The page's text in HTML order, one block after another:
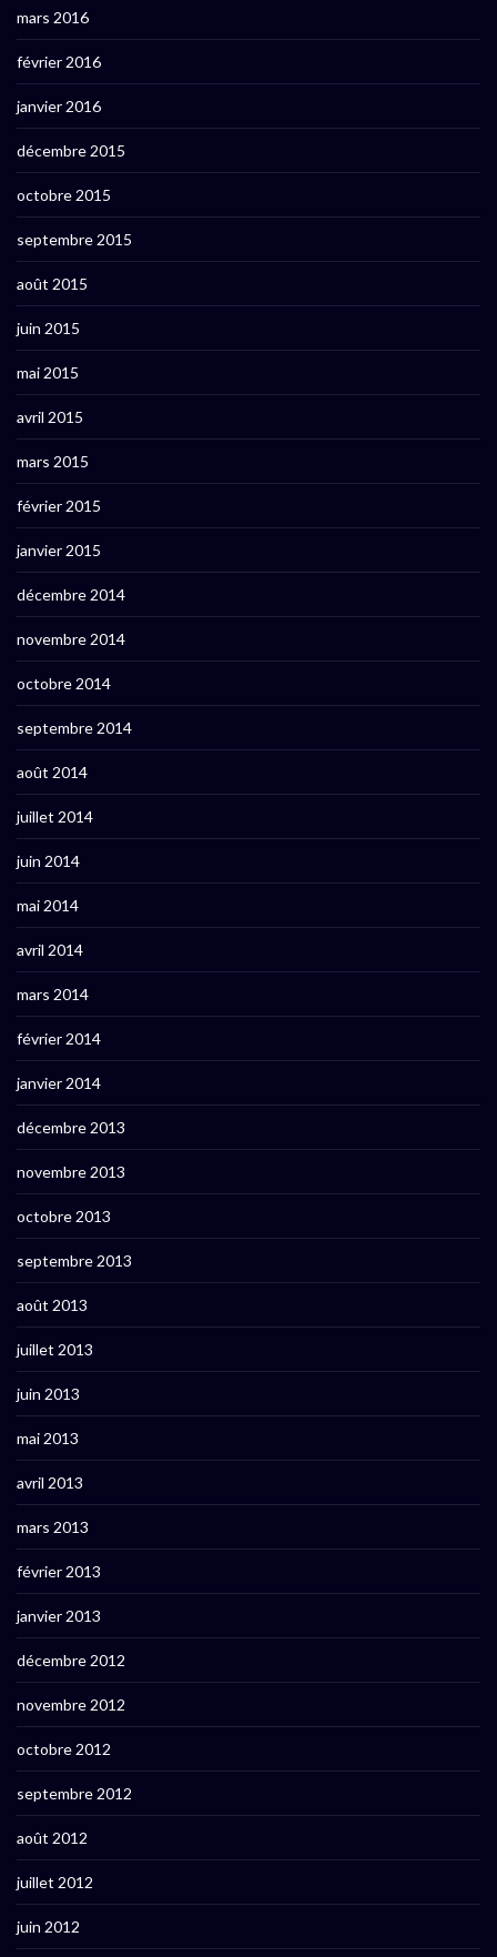
mars 2016
février 2016
janvier 2016
décembre 2015
octobre 2015
septembre 2015
août 2015
juin 2015
mai 2015
avril 2015
mars 2015
février 2015
janvier 2015
décembre 2014
novembre 2014
octobre 2014
septembre 2014
août 2014
juillet 2014
juin 2014
mai 2014
avril 2014
mars 2014
février 2014
janvier 2014
décembre 2013
novembre 2013
octobre 2013
septembre 2013
août 2013
juillet 2013
juin 2013
mai 2013
avril 2013
mars 2013
février 2013
janvier 2013
décembre 2012
novembre 2012
octobre 2012
septembre 2012
août 2012
juillet 2012
juin 2012